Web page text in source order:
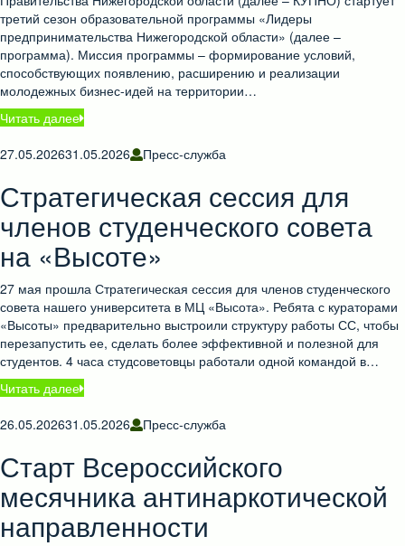
третий сезон образовательной программы «Лидеры
предпринимательства Нижегородской области» (далее –
программа). Миссия программы – формирование условий,
способствующих появлению, расширению и реализации
молодежных бизнес-идей на территории…
Читать далее
27.05.202631.05.2026 Пресс-служба
Стратегическая сессия для
членов студенческого совета
на «Высоте»
27 мая прошла Стратегическая сессия для членов студенческого
совета нашего университета в МЦ «Высота». Ребята с кураторами
«Высоты» предварительно выстроили структуру работы СС, чтобы
перезапустить ее, сделать более эффективной и полезной для
студентов. 4 часа студсоветовцы работали одной командой в…
Читать далее
26.05.202631.05.2026 Пресс-служба
Старт Всероссийского
месячника антинаркотической
направленности